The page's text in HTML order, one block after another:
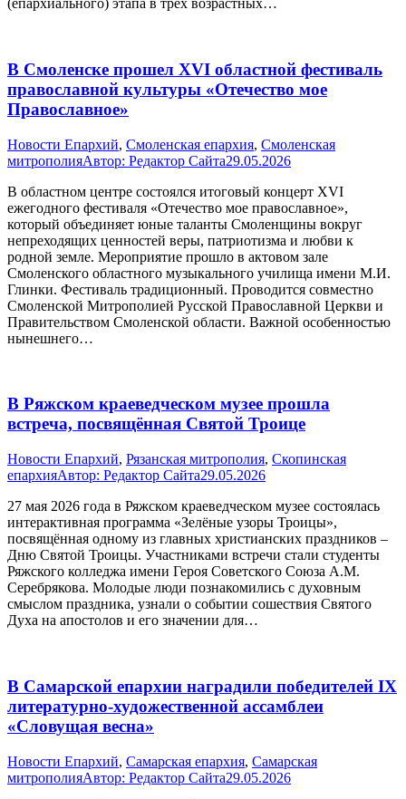
(епархиального) этапа в трех возрастных…
В Смоленске прошел XVI областной фестиваль
православной культуры «Отечество мое
Православное»
Новости Епархий, Смоленская епархия, Смоленская
митрополияАвтор: Редактор Сайта29.05.2026
В областном центре состоялся итоговый концерт XVI
ежегодного фестиваля «Отечество мое православное»,
который объединяет юные таланты Смоленщины вокруг
непреходящих ценностей веры, патриотизма и любви к
родной земле. Мероприятие прошло в актовом зале
Смоленского областного музыкального училища имени М.И.
Глинки. Фестиваль традиционный. Проводится совместно
Смоленской Митрополией Русской Православной Церкви и
Правительством Смоленской области. Важной особенностью
нынешнего…
В Ряжском краеведческом музее прошла
встреча, посвящённая Святой Троице
Новости Епархий, Рязанская митрополия, Скопинская
епархияАвтор: Редактор Сайта29.05.2026
27 мая 2026 года в Ряжском краеведческом музее состоялась
интерактивная программа «Зелёные узоры Троицы»,
посвящённая одному из главных христианских праздников –
Дню Святой Троицы. Участниками встречи стали студенты
Ряжского колледжа имени Героя Советского Союза А.М.
Серебрякова. Молодые люди познакомились с духовным
смыслом праздника, узнали о событии сошествия Святого
Духа на апостолов и его значении для…
В Самарской епархии наградили победителей IX
литературно-художественной ассамблеи
«Словущая весна»
Новости Епархий, Самарская епархия, Самарская
митрополияАвтор: Редактор Сайта29.05.2026